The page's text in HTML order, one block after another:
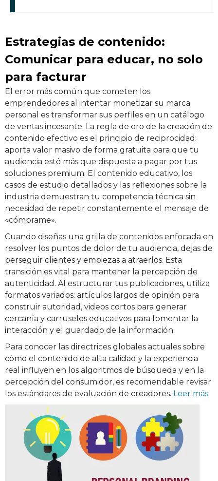
Estrategias de contenido:
Comunicar para educar, no solo
para facturar
El error más común que cometen los
emprendedores al intentar monetizar su marca
personal es transformar sus perfiles en un catálogo
de ventas incesante. La regla de oro de la creación de
contenido efectivo es el principio de reciprocidad:
aporta valor masivo de forma gratuita para que tu
audiencia esté más que dispuesta a pagar por tus
soluciones premium. El contenido educativo, los
casos de estudio detallados y las reflexiones sobre la
industria demuestran tu competencia técnica sin
necesidad de repetir constantemente el mensaje de
«cómprame».
Cuando diseñas una grilla de contenidos enfocada en
resolver los puntos de dolor de tu audiencia, dejas de
perseguir clientes y empiezas a atraerlos. Esta
transición es vital para mantener la percepción de
autenticidad. Al estructurar tus publicaciones, utiliza
formatos variados: artículos largos de opinión para
construir autoridad, videos cortos para generar
cercanía y carruseles educativos para fomentar la
interacción y el guardado de la información.
Para conocer las directrices globales actuales sobre
cómo el contenido de alta calidad y la experiencia
real influyen en los algoritmos de búsqueda y en la
percepción del consumidor, es recomendable revisar
los estándares de evaluación de creadores. Leer más